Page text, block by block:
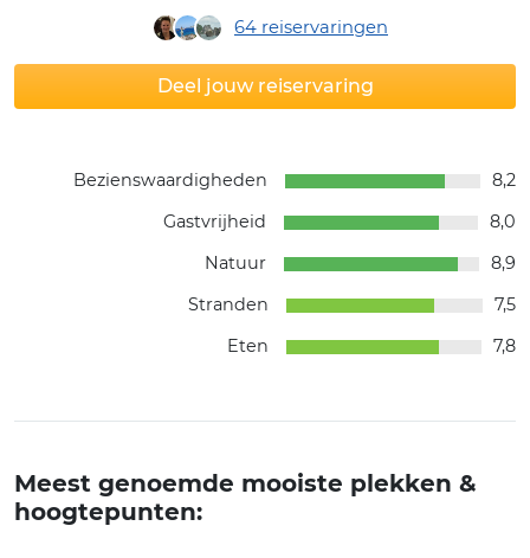
64 reiservaringen
Deel jouw reiservaring
Bezienswaardigheden
8,2
Gastvrijheid
8,0
Natuur
8,9
Stranden
7,5
Eten
7,8
Meest genoemde mooiste plekken &
hoogtepunten: